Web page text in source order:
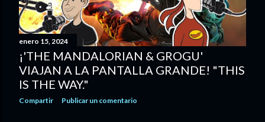
enero 15, 2024
¡'THE MANDALORIAN & GROGU'
VIAJAN A LA PANTALLA GRANDE! "THIS
IS THE WAY."
Compartir Publicar un comentario